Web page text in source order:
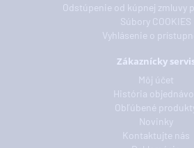
Odstúpenie od kúpnej zmluvy
Súbory COOKIES
Vyhlásenie o
Zákaznícky
Môj účet
História
Obľúbené
Novinky
Kontaktujte nás